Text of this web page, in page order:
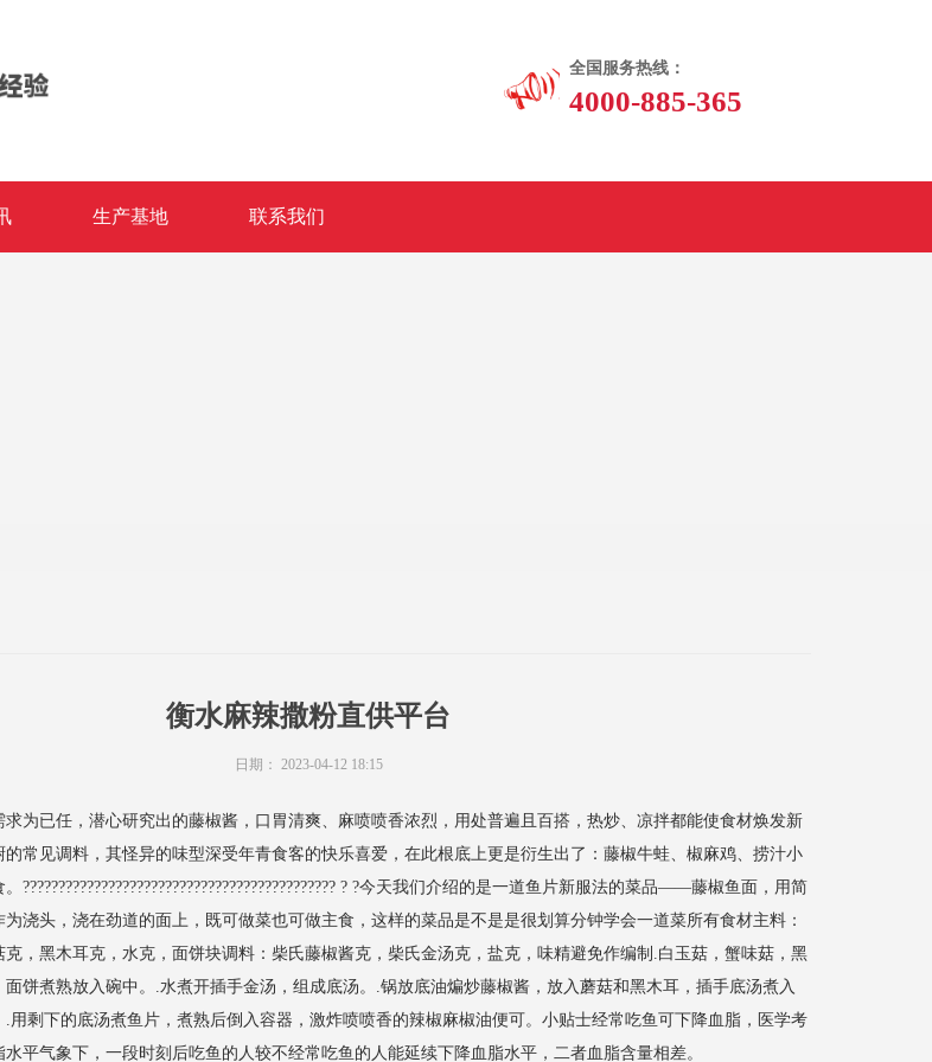
全国服务热线：
4000-885-365
生产基地 联系我们
衡水麻辣撒粉直供平台
日期： 2023-04-12 18:15
为已任，潜心研究出的藤椒酱，口胃清爽、麻喷喷香浓烈，用处普遍且百搭，热炒、凉拌都能使食材焕发新
常见调料，其怪异的味型深受年青食客的快乐喜爱，在此根底上更是衍生出了：藤椒牛蛙、椒麻鸡、捞汁小
? ?今天我们介绍的是一道鱼片新服法的菜品——藤椒鱼面，用简
浇头，浇在劲道的面上，既可做菜也可做主食，这样的菜品是不是是很划算分钟学会一道菜所有食材主料：
，黑木耳克，水克，面饼块调料：柴氏藤椒酱克，柴氏金汤克，盐克，味精避免作编制.白玉菇，蟹味菇，黑
饼煮熟放入碗中。.水煮开插手金汤，组成底汤。.锅放底油煸炒藤椒酱，放入蘑菇和黑木耳，插手底汤煮入
用剩下的底汤煮鱼片，煮熟后倒入容器，激炸喷喷香的辣椒麻椒油便可。小贴士经常吃鱼可下降血脂，医学考
平气象下，一段时刻后吃鱼的人较不经常吃鱼的人能延续下降血脂水平，二者血脂含量相差。